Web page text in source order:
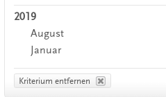
2019
August
Januar
Kriterium entfernen